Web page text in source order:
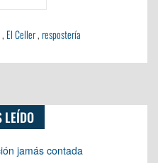
, El Celler,respostería
LEÍDO
jamás contada